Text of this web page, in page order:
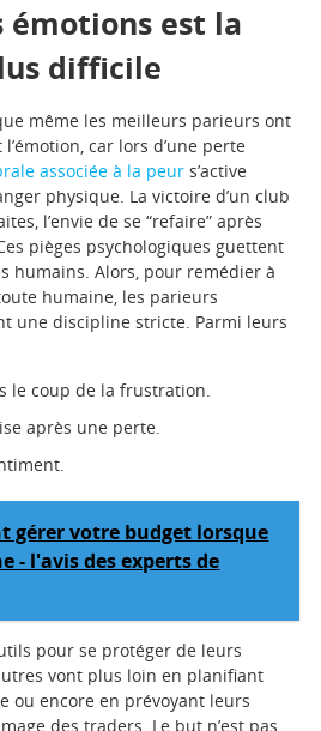
émotions est la
difficile
même les meilleurs parieurs ont
car lors d’une perte
associée à la peur s’active
physique. La victoire d’un club
l’envie de se “refaire” après
pièges psychologiques guettent
humains. Alors, pour remédier à
humaine, les parieurs
une discipline stricte. Parmi leurs
le coup de la frustration.
après une perte.
gérer votre budget lorsque
- l'avis des experts de
pour se protéger de leurs
vont plus loin en planifiant
ou encore en prévoyant leurs
des traders. Le but n’est pas